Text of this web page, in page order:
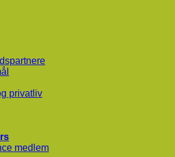
privatliv
medlem